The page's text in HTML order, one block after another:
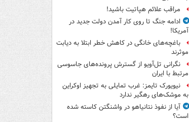
مراقب علائم هپاتیت باشید!
ادامه جنگ تا روی کار آمدن دولت جدید در
آمریکا!
باغچه‌های خانگی در کاهش خطر ابتلا به دیابت
موثرند
نگرانی تل‌آویو از گسترش پرونده‌های جاسوسی
مرتبط با ایران
نیویورک تایمز: غرب تمایلی به تجهیز اوکراین
به موشک‌های رهگیر ندارد
آیا از نفوذ نتانیاهو در واشنگتن کاسته شده
است؟